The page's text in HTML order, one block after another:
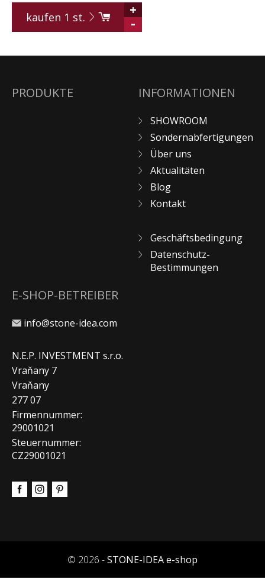
kaufen 1 st.
+
-
PRODUKTE INFORMATIONEN
SHOWROOM
Sondernabfertigungen
Über uns
Aktualitäten
Blog
Kontakt
Geschäftsbedingung
Datenschutz-
Bestimmungen
E-SHOP-BETREIBER
info@stone-idea.com
N.E.P. INVESTMENT s.r.o.
Vraňany 7
Vraňany
277 07
Firmennummer:
29001021
Steuernummer:
CZ29001021
© 2026 -STONE-IDEA e-shop